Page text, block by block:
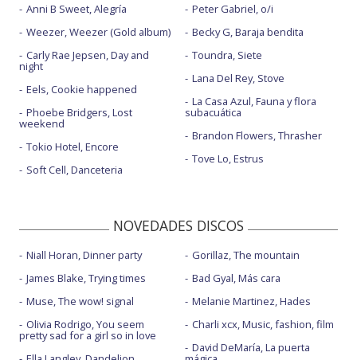
Anni B Sweet, Alegría
Weezer, Weezer (Gold album)
Carly Rae Jepsen, Day and
night
Eels, Cookie happened
Phoebe Bridgers, Lost
weekend
Tokio Hotel, Encore
Soft Cell, Danceteria
Peter Gabriel, o/i
Becky G, Baraja bendita
Toundra, Siete
Lana Del Rey, Stove
La Casa Azul, Fauna y flora
subacuática
Brandon Flowers, Thrasher
Tove Lo, Estrus
NOVEDADES DISCOS
Niall Horan, Dinner party
James Blake, Trying times
Muse, The wow! signal
Olivia Rodrigo, You seem
pretty sad for a girl so in love
Gorillaz, The mountain
Bad Gyal, Más cara
Melanie Martinez, Hades
Charli xcx, Music, fashion, film
David DeMaría, La puerta